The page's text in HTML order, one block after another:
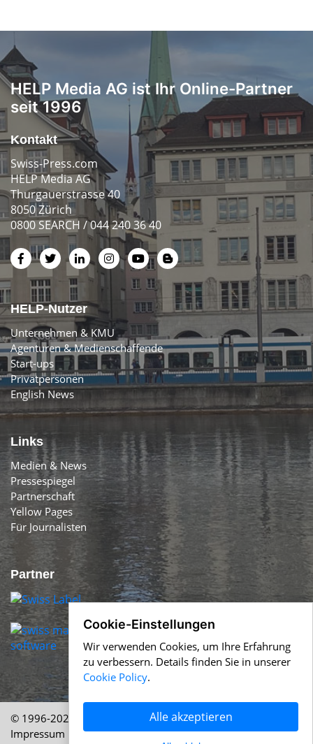
HELP Media AG ist Ihr Online-Partner
seit 1996
Kontakt
Swiss-Press.com
HELP Media AG
Thurgauerstrasse 40
8050 Zürich
0800 SEARCH / 044 240 36 40
HELP-Nutzer
Unternehmen & KMU
Agenturen & Medienschaffende
Start-ups
Privatpersonen
English News
Links
Medien & News
Pressespiegel
Partnerschaft
Yellow Pages
Für Journalisten
Partner
© 1996-2026 Swiss-Press.com & Help.ch Über uns
Impressum
AGB|Nutzung|Cookie Policy|Datenschutz
Cookie-Einstellungen
Wir verwenden Cookies, um Ihre Erfahrung
zu verbessern. Details finden Sie in unserer
Cookie Policy.
Alle akzeptieren